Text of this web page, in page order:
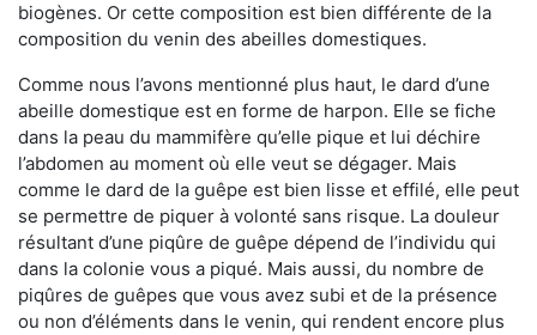
biogènes. Or cette composition est bien différente de la
composition du venin des abeilles domestiques.
Comme nous l’avons mentionné plus haut, le dard d’une
abeille domestique est en forme de harpon. Elle se fiche
dans la peau du mammifère qu’elle pique et lui déchire
l’abdomen au moment où elle veut se dégager. Mais
comme le dard de la guêpe est bien lisse et effilé, elle peut
se permettre de piquer à volonté sans risque. La douleur
résultant d’une piqûre de guêpe dépend de l’individu qui
dans la colonie vous a piqué. Mais aussi, du nombre de
piqûres de guêpes que vous avez subi et de la présence
ou non d’éléments dans le venin, qui rendent encore plus